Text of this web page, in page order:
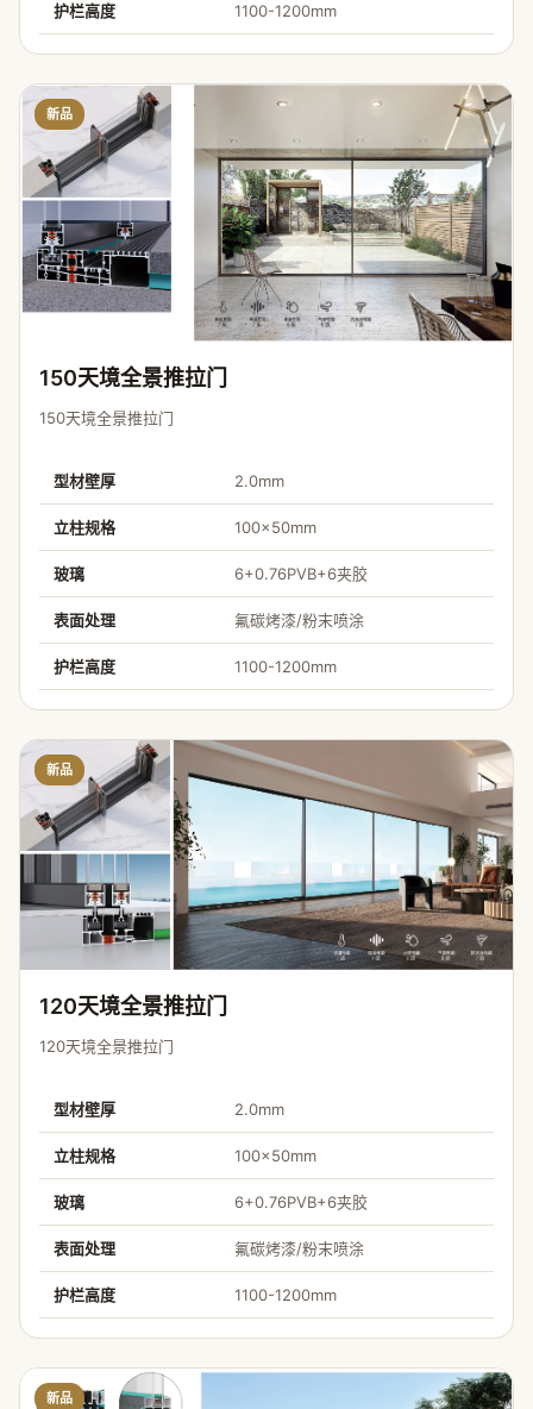
护栏高度 1100-1200mm
新品
150天境全景推拉门
150天境全景推拉门
型材壁厚 2.0mm
立柱规格 100×50mm
玻璃 6+0.76PVB+6夹胶
表面处理 氟碳烤漆/粉末喷涂
护栏高度 1100-1200mm
新品
120天境全景推拉门
120天境全景推拉门
型材壁厚 2.0mm
立柱规格 100×50mm
玻璃 6+0.76PVB+6夹胶
表面处理 氟碳烤漆/粉末喷涂
护栏高度 1100-1200mm
新品